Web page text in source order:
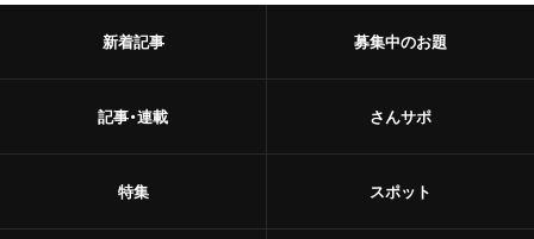
新着記事
記事・連載
特集
募集中のお題
さんサポ
スポット